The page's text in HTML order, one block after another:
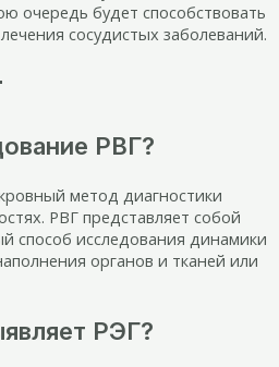
очередь будет способствовать
сосудистых заболеваний.
РВГ?
метод диагностики
РВГ представляет собой
способ исследования динамики
органов и тканей или
РЭГ?